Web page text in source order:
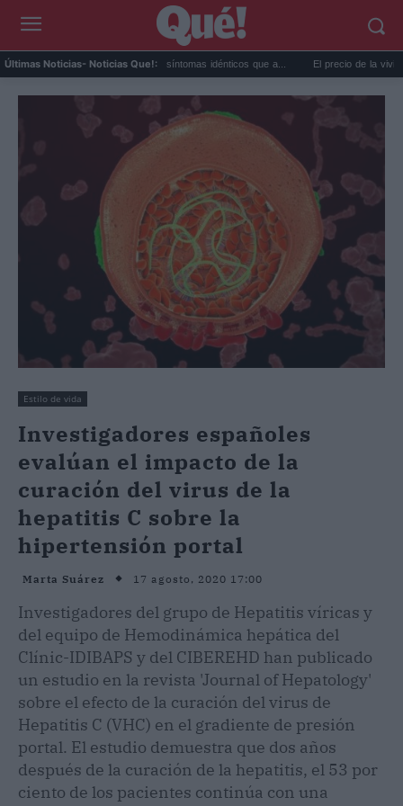
Últimas Noticias- Noticias Que!:
Calor extremo y ansiedad: síntomas idénticos que a... El precio de la vivienda en
Estilo de vida
Investigadores españoles
evalúan el impacto de la
curación del virus de la
hepatitis C sobre la
hipertensión portal
Marta Suárez 17 agosto, 2020 17:00
Investigadores del grupo de Hepatitis víricas y
del equipo de Hemodinámica hepática del
Clínic-IDIBAPS y del CIBEREHD han publicado
un estudio en la revista 'Journal of Hepatology'
sobre el efecto de la curación del virus de
Hepatitis C (VHC) en el gradiente de presión
portal. El estudio demuestra que dos años
después de la curación de la hepatitis, el 53 por
ciento de los pacientes continúa con una